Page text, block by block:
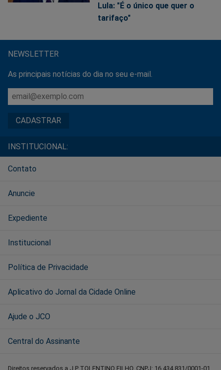
Lula: "É o único que quer o
tarifaço"
NEWSLETTER
As principais notícias do dia no seu e-mail.
INSTITUCIONAL:
Contato
Anuncie
Expediente
Institucional
Política de Privacidade
Aplicativo do Jornal da Cidade Online
Ajude o JCO
Central do Assinante
Direitos reservados a J P TOLENTINO FILHO, CNPJ: 16.434.831/0001-01